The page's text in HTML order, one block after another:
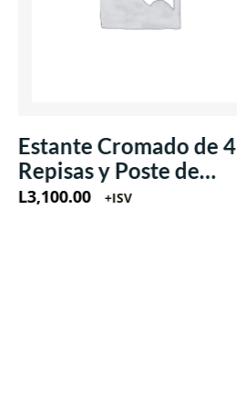
Estante Cromado de 4
Repisas y Poste de
18″x48″x71″
L3,100.00 +ISV